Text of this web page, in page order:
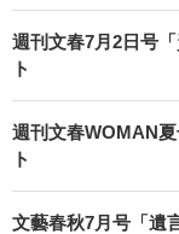
週刊文春7月2日号
ト
週刊文春WOMAN
ト
文藝春秋7月号「遺